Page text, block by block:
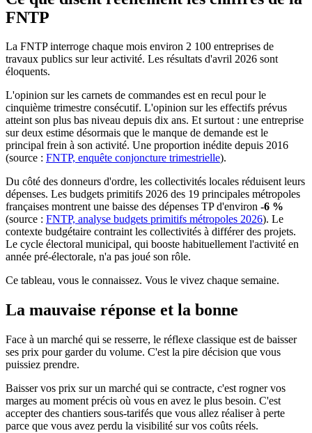
FNTP
La FNTP interroge chaque mois environ 2 100 entreprises de
travaux publics sur leur activité. Les résultats d'avril 2026 sont
éloquents.
L'opinion sur les carnets de commandes est en recul pour le
cinquième trimestre consécutif. L'opinion sur les effectifs prévus
atteint son plus bas niveau depuis dix ans. Et surtout : une entreprise
sur deux estime désormais que le manque de demande est le
principal frein à son activité. Une proportion inédite depuis 2016
(source : FNTP, enquête conjoncture trimestrielle).
Du côté des donneurs d'ordre, les collectivités locales réduisent leurs
dépenses. Les budgets primitifs 2026 des 19 principales métropoles
françaises montrent une baisse des dépenses TP d'environ -6 %
(source : FNTP, analyse budgets primitifs métropoles 2026). Le
contexte budgétaire contraint les collectivités à différer des projets.
Le cycle électoral municipal, qui booste habituellement l'activité en
année pré-électorale, n'a pas joué son rôle.
Ce tableau, vous le connaissez. Vous le vivez chaque semaine.
La mauvaise réponse et la bonne
Face à un marché qui se resserre, le réflexe classique est de baisser
ses prix pour garder du volume. C'est la pire décision que vous
puissiez prendre.
Baisser vos prix sur un marché qui se contracte, c'est rogner vos
marges au moment précis où vous en avez le plus besoin. C'est
accepter des chantiers sous-tarifés que vous allez réaliser à perte
parce que vous avez perdu la visibilité sur vos coûts réels.